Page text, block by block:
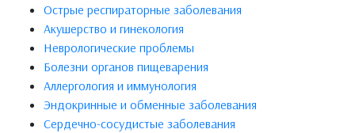
Острые респираторные заболевания
Акушерство и гинекология
Неврологические проблемы
Болезни органов пищеварения
Аллергология и иммунология
Эндокринные и обменные заболевания
Сердечно-сосудистые заболевания